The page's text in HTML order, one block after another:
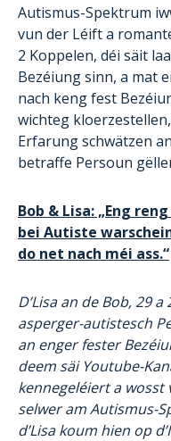
Autismus-Spektrum
vun der Léift a
2 Koppelen, déi säit
Bezéiung sinn, a mat
nach keng fest
wichteg
Erfarung schwätzen
betraffe Persoun
Bob & Lisa: „Eng
bei Autiste
do net nach méi ass.“
D’Lisa an de Bob, 29
asperger-autistesch
an enger fester
deem säi Youtube-
kennegeléiert a
selwer am Autismus-
d’Lisa koum hien op